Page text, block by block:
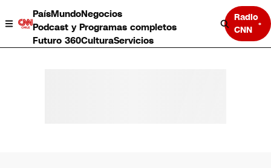
PaísMundoNegocios
Podcast y Programas completos
Futuro 360CulturaServicios
Radio
CNN